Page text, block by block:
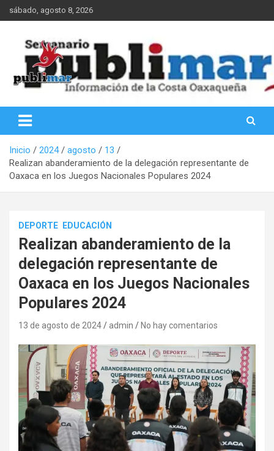
Saltar
al
sábado, agosto 8, 2026
PubliMar
Inicio 2024 agosto
13
Realizan abanderamiento de la delegación representante de
Oaxaca en los Juegos Nacionales Populares 2024
DEPORTE EDUCACIÓN
Realizan abanderamiento de la
delegación representante de
Oaxaca en los Juegos Nacionales
Populares 2024
13 de agosto de 2024 admin No hay comentarios